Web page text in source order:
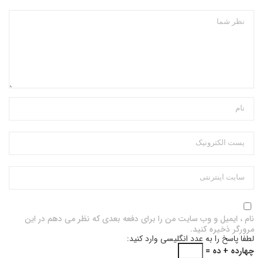
نام ، ایمیل و وب سایت من را برای دفعه بعدی که نظر می دهم در این
مرورگر ذخیره کنید.
لطفا پاسخ را به عدد انگلیسی وارد کنید:
چهارده + ده =